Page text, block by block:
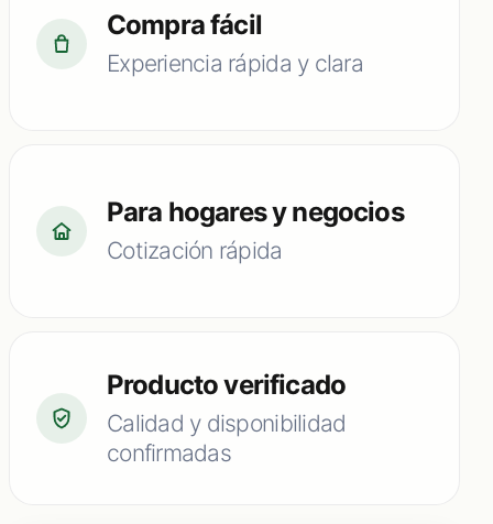
Compra fácil
Experiencia rápida y clara
Para hogares y negocios
Cotización rápida
Producto verificado
Calidad y disponibilidad
confirmadas